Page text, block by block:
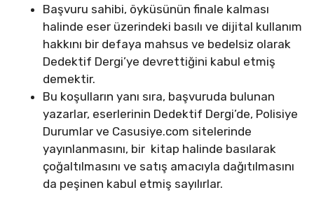
Başvuru sahibi, öyküsünün finale kalması
halinde eser üzerindeki basılı ve dijital kullanım
hakkını bir defaya mahsus ve bedelsiz olarak
Dedektif Dergi’ye devrettiğini kabul etmiş
demektir.
Bu koşulların yanı sıra, başvuruda bulunan
yazarlar, eserlerinin Dedektif Dergi’de, Polisiye
Durumlar ve Casusiye.com sitelerinde
yayınlanmasını, bir kitap halinde basılarak
çoğaltılmasını ve satış amacıyla dağıtılmasını
da peşinen kabul etmiş sayılırlar.